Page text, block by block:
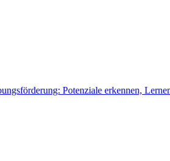
Potenziale erkennen,